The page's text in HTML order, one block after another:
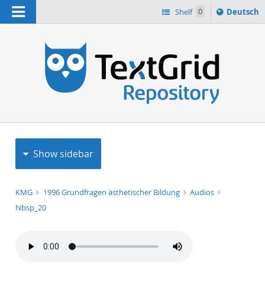
Navigation Shelf 0
Sprache
ï¿½ndern
Deutsch
Show sidebar
KMG 1996 Grundfragen ästhetischer Bildung
Audios
Nbsp_20